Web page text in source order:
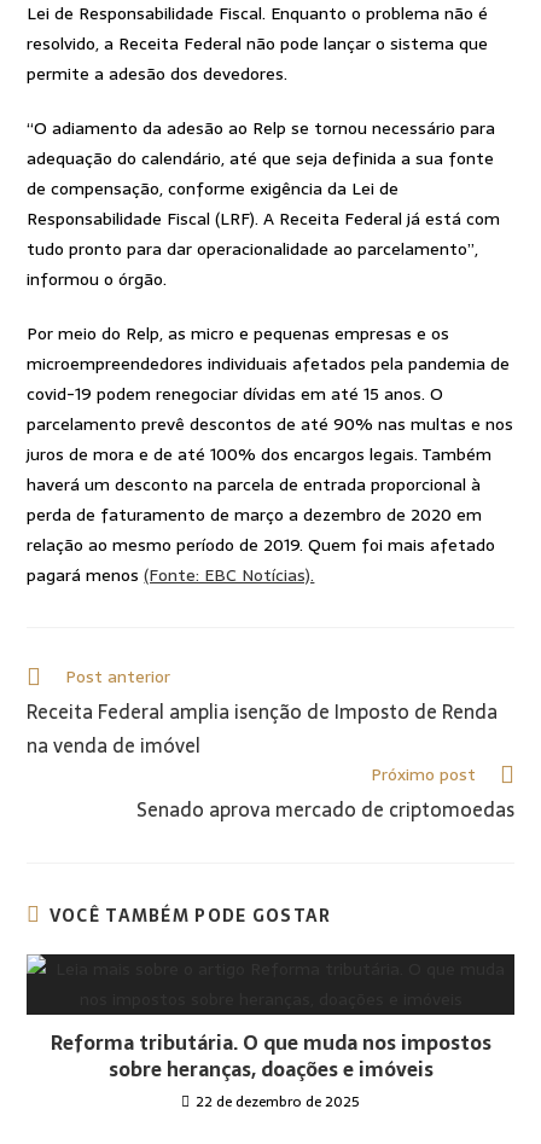
Lei de Responsabilidade Fiscal. Enquanto o problema não é
resolvido, a Receita Federal não pode lançar o sistema que
permite a adesão dos devedores.
“O adiamento da adesão ao Relp se tornou necessário para
adequação do calendário, até que seja definida a sua fonte
de compensação, conforme exigência da Lei de
Responsabilidade Fiscal (LRF). A Receita Federal já está com
tudo pronto para dar operacionalidade ao parcelamento”,
informou o órgão.
Por meio do Relp, as micro e pequenas empresas e os
microempreendedores individuais afetados pela pandemia de
covid-19 podem renegociar dívidas em até 15 anos. O
parcelamento prevê descontos de até 90% nas multas e nos
juros de mora e de até 100% dos encargos legais. Também
haverá um desconto na parcela de entrada proporcional à
perda de faturamento de março a dezembro de 2020 em
relação ao mesmo período de 2019. Quem foi mais afetado
pagará menos(Fonte: EBC Notícias).
Post anterior
Receita Federal amplia isenção de Imposto de Renda
na venda de imóvel
Próximo post
Senado aprova mercado de criptomoedas
VOCÊ TAMBÉM PODE GOSTAR
Reforma tributária. O que muda nos impostos
sobre heranças, doações e imóveis
22 de dezembro de 2025